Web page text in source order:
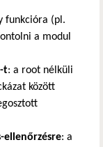
funkcióra (pl.
a modul
t: a root nélküli
között
ellenőrzésre: a